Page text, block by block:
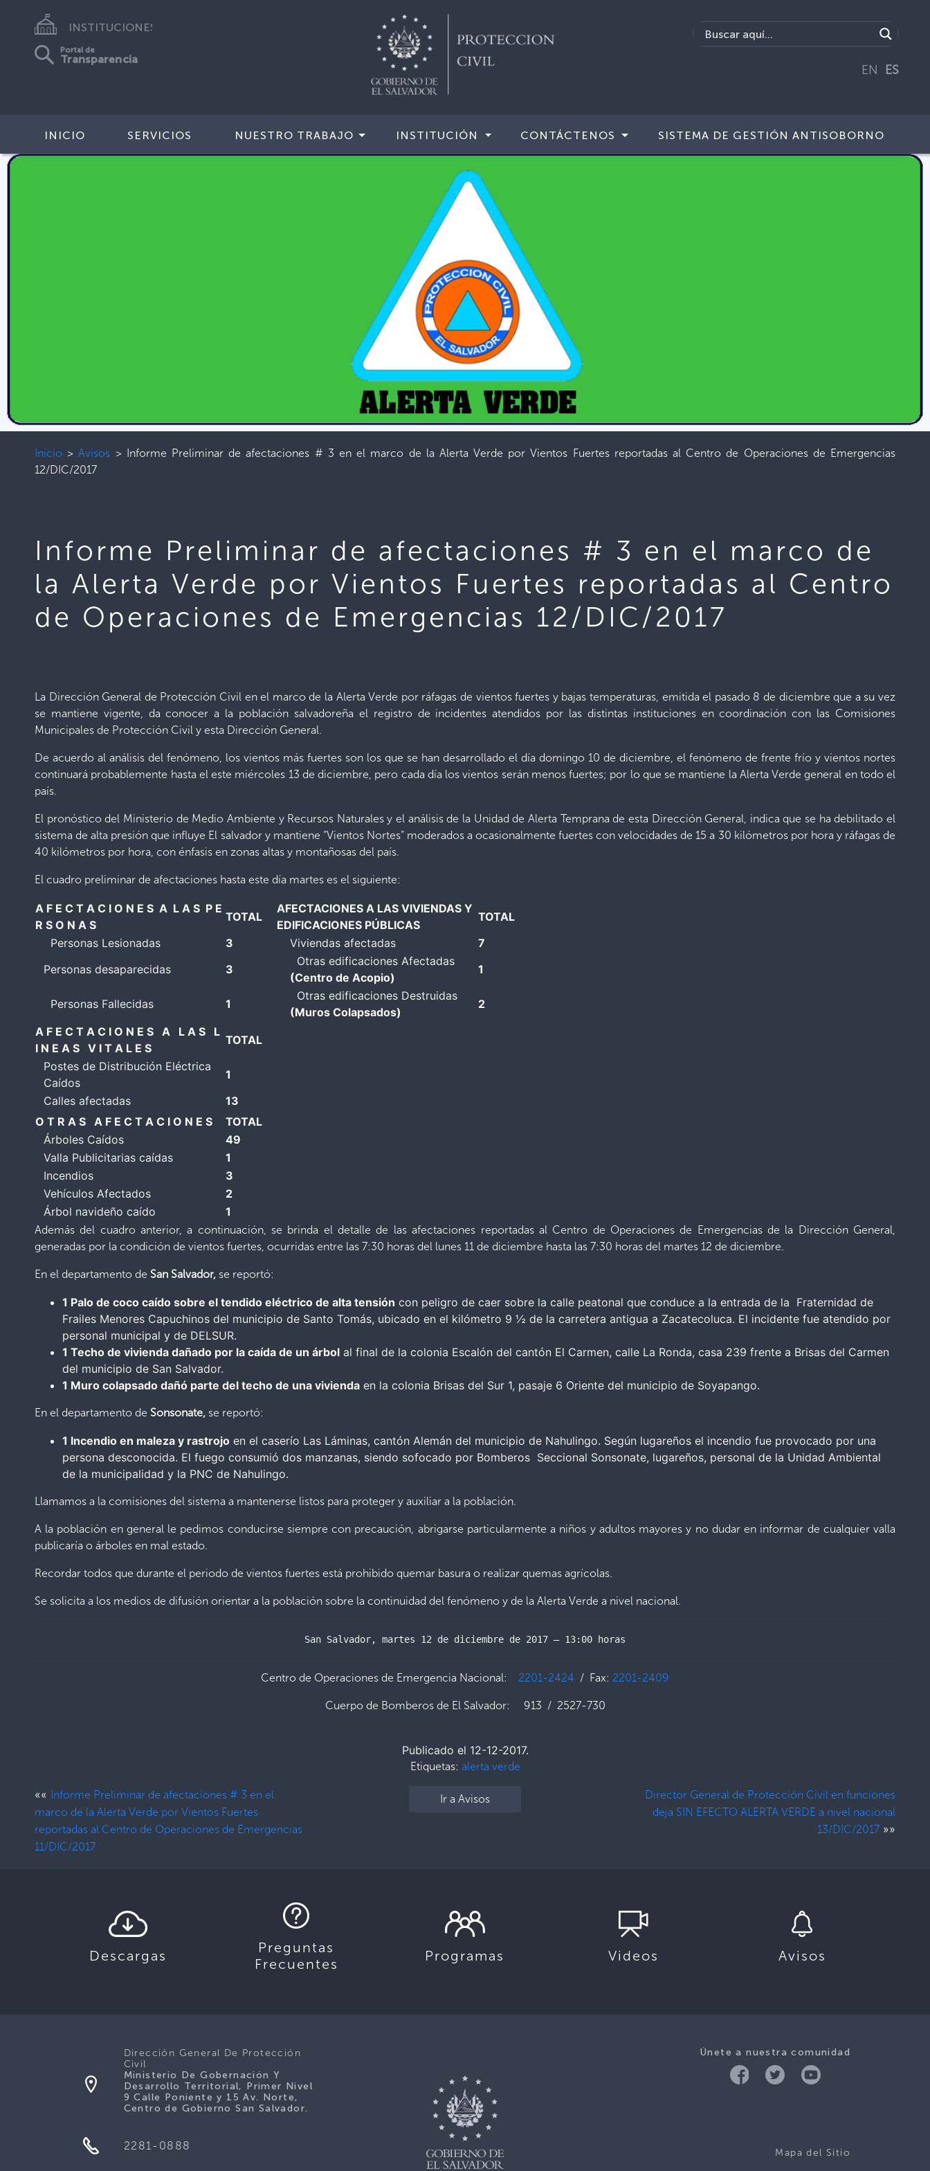
INSTITUCIONES
Portal de
Transparencia
EN ES
INICIO SERVICIOS NUESTRO TRABAJO INSTITUCIÓN CONTÁCTENOS SISTEMA DE GESTIÓN ANTISOBORNO
Inicio >Avisos >
Informe Preliminar de afectaciones # 3 en el marco de la Alerta Verde por Vientos Fuertes reportadas al Centro de Operaciones de Emergencias
12/DIC/2017
Informe Preliminar de afectaciones # 3 en el marco de
la Alerta Verde por Vientos Fuertes reportadas al Centro
de Operaciones de Emergencias 12/DIC/2017
La Dirección General de Protección Civil en el marco de la Alerta Verde por ráfagas de vientos fuertes y bajas temperaturas, emitida el pasado 8 de diciembre que a su vez
se mantiene vigente, da conocer a la población salvadoreña el registro de incidentes atendidos por las distintas instituciones en coordinación con las Comisiones
Municipales de Protección Civil y esta Dirección General.
De acuerdo al análisis del fenómeno, los vientos más fuertes son los que se han desarrollado el día domingo 10 de diciembre, el fenómeno de frente frío y vientos nortes
continuará probablemente hasta el este miércoles 13 de diciembre, pero cada día los vientos serán menos fuertes; por lo que se mantiene la Alerta Verde general en todo el
país.
El pronóstico del Ministerio de Medio Ambiente y Recursos Naturales y el análisis de la Unidad de Alerta Temprana de esta Dirección General, indica que se ha debilitado el
sistema de alta presión que influye El salvador y mantiene “Vientos Nortes” moderados a ocasionalmente fuertes con velocidades de 15 a 30 kilómetros por hora y ráfagas de
40 kilómetros por hora, con énfasis en zonas altas y montañosas del país.
El cuadro preliminar de afectaciones hasta este día martes es el siguiente:
A F E C T A C I O N E S A L A S P E
R S O N A S
TOTAL
AFECTACIONES A LAS VIVIENDAS Y
EDIFICACIONES PÚBLICAS
TOTAL
Personas Lesionadas
3 Viviendas afectadas
7
Personas desaparecidas
3
Otras edificaciones Afectadas
(Centro de Acopio)
1
Personas Fallecidas 1
Otras edificaciones Destruidas
(Muros Colapsados)
2
A F E C T A C I O N E S A L A S L
I N E A S V I T A L E S
TOTAL
Postes de Distribución Eléctrica
Caídos
1
Calles afectadas
13
O T R A S A F E C T A C I O N E S
TOTAL
Árboles Caídos
49
Valla Publicitarias caídas
1
Incendios
3
Vehículos Afectados
2
Árbol navideño caído
1
Además del cuadro anterior, a continuación, se brinda el detalle de las afectaciones reportadas al Centro de Operaciones de Emergencias de la Dirección General,
generadas por la condición de vientos fuertes, ocurridas entre las 7:30 horas del lunes 11 de diciembre hasta las 7:30 horas del martes 12 de diciembre.
En el departamento de San Salvador, se reportó:
1 Palo de coco caído sobre el tendido eléctrico de alta tensión con peligro de caer sobre la calle peatonal que conduce a la entrada de la Fraternidad de
Frailes Menores Capuchinos del municipio de Santo Tomás, ubicado en el kilómetro 9 ½ de la carretera antigua a Zacatecoluca. El incidente fue atendido por
personal municipal y de DELSUR.
1 Techo de vivienda dañado por la caída de un árbol al final de la colonia Escalón del cantón El Carmen, calle La Ronda, casa 239 frente a Brisas del Carmen
del municipio de San Salvador.
1 Muro colapsado dañó parte del techo de una vivienda en la colonia Brisas del Sur 1, pasaje 6 Oriente del municipio de Soyapango.
En el departamento de Sonsonate, se reportó:
1 Incendio en maleza y rastrojo en el caserío Las Láminas, cantón Alemán del municipio de Nahulingo. Según lugareños el incendio fue provocado por una
persona desconocida. El fuego consumió dos manzanas, siendo sofocado por Bomberos Seccional Sonsonate, lugareños, personal de la Unidad Ambiental
de la municipalidad y la PNC de Nahulingo.
Llamamos a la comisiones del sistema a mantenerse listos para proteger y auxiliar a la población.
A la población en general le pedimos conducirse siempre con precaución, abrigarse particularmente a niños y adultos mayores y no dudar en informar de cualquier valla
publicaría o árboles en mal estado.
Recordar todos que durante el periodo de vientos fuertes está prohibido quemar basura o realizar quemas agrícolas.
Se solicita a los medios de difusión orientar a la población sobre la continuidad del fenómeno y de la Alerta Verde a nivel nacional.
San Salvador, martes 12 de diciembre de 2017 – 13:00 horas
Centro de Operaciones de Emergencia Nacional: 2201-2424 / Fax: 2201-2409
Cuerpo de Bomberos de El Salvador: 913 / 2527-730
Publicado el 12-12-2017.
Etiquetas: alerta verde
«« Informe Preliminar de afectaciones # 3 en el
marco de la Alerta Verde por Vientos Fuertes
reportadas al Centro de Operaciones de Emergencias
11/DIC/2017
Ir a Avisos
Director General de Protección Civil en funciones
deja SIN EFECTO ALERTA VERDE a nivel nacional
13/DIC/2017 »»
Descargas
Preguntas
Frecuentes
Programas Videos Avisos
Únete a nuestra comunidad
Mapa del Sitio
Dirección General De Protección
Civil
Ministerio De Gobernación Y
Desarrollo Territorial, Primer Nivel
9 Calle Poniente y 15 Av. Norte,
Centro de Gobierno San Salvador.
2281-0888